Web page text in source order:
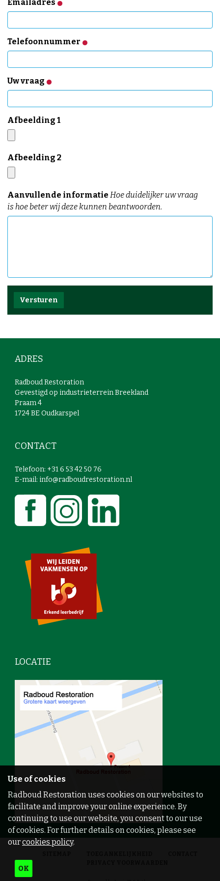
Emailadres
Telefoonnummer
Uw vraag
Afbeelding 1
Afbeelding 2
Aanvullende informatie Hoe duidelijker uw vraag
is hoe beter wij deze kunnen beantwoorden.
ADRES
Radboud Restoration
Gevestigd op industrieterrein Breekland
Praam 4
1724 BE Oudkarspel
CONTACT
Telefoon: +31 6 53 42 50 76
E-mail: info@radboudrestoration.nl
LOCATIE
Use of cookies
Radboud Restoration uses cookies on our websites to
facilitate and improve your online experience. By
continuing to use our website, you consent to our use
of cookies. For further details on cookies, please see
ourcookies policy.
OK